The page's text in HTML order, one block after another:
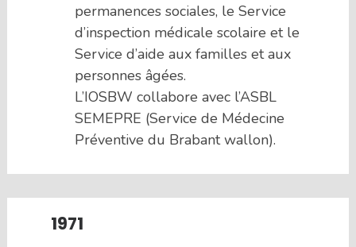
permanences sociales, le Service
d’inspection médicale scolaire et le
Service d’aide aux familles et aux
personnes âgées.
L’IOSBW collabore avec l’ASBL
SEMEPRE (Service de Médecine
Préventive du Brabant wallon).
1971